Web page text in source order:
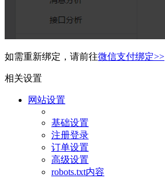
如需重新绑定，请前往微信支付绑定>>
相关设置
网站设置
基础设置
注册登录
订单设置
高级设置
robots.txt内容